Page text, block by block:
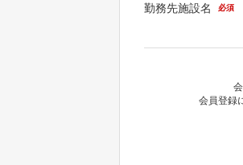
勤務先施設名 必須
会員登録